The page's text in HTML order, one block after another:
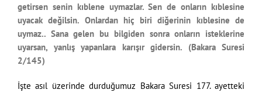
getirsen senin kıblene uymazlar. Sen de onların kıblesine
uyacak değilsin. Onlardan hiç biri diğerinin kıblesine de
uymaz.. Sana gelen bu bilgiden sonra onların isteklerine
uyarsan, yanlış yapanlara karışır gidersin. (Bakara Suresi
2/145)
İşte asıl üzerinde durduğumuz Bakara Suresi 177. ayetteki